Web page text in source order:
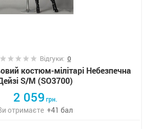
Відгуки: 0
костюм-мілітарі Небезпечна
S/M (SO3700)
2 059грн.
отримаєте +41 бал